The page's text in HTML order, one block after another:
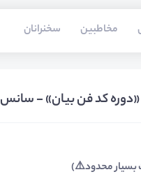
مخاطبین سخنرانان
کد فن بیان» - سانس ۱
بسیار محدود⚠️)